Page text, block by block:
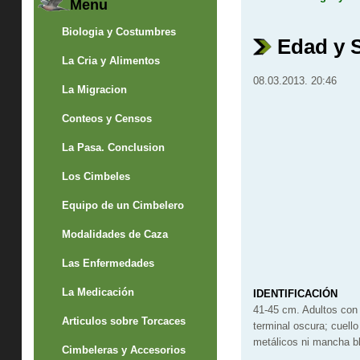
Menu
Biologia y Costumbres
La Cria y Alimentos
La Migracion
Conteos y Censos
La Pasa. Conclusion
Los Cimbeles
Equipo de un Cimbelero
Modalidades de Caza
Las Enfermedades
La Medicación
Articulos sobre Torcaces
Cimbeleras y Accesorios
Edad y
08.03.2013. 20:46
IDENTIFICACIÓN
41-45 cm. Adultos
terminal oscura;
metálicos ni mancha